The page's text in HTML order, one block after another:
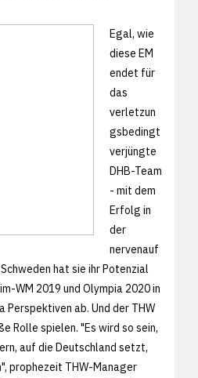
Egal, wie
diese EM
endet für
das
verletzun
gsbedingt
verjüngte
DHB-Team
- mit dem
Erfolg in
der
nervenauf
hat sie ihr Potenzial
WM 2019 und Olympia 2020 in
Perspektiven ab. Und der THW
Rolle spielen. "Es wird so sein,
auf die Deutschland setzt,
prophezeit THW-Manager